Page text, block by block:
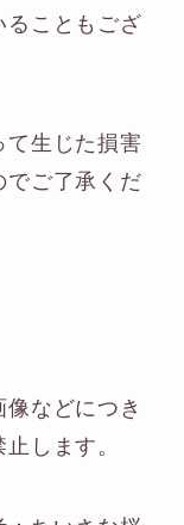
ることもござ
て生じた損害
でご了承くだ
などにつき
します。